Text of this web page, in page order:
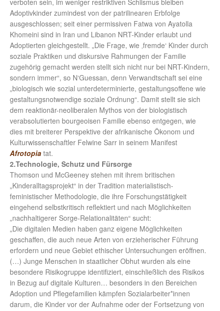
verboten sein, im weniger restriktiven Schiismus bleiben
Adoptivkinder zumindest von der patrilinearen Erbfolge
ausgeschlossen; seit einer permissiven Fatwa von Ayatolla
Khomeini sind in Iran und Libanon NRT-Kinder erlaubt und
Adoptierten gleichgestellt. „Die Frage, wie ‚fremde‘ Kinder durch
soziale Praktiken und diskursive Rahmungen der Familie
zugehörig gemacht werden stellt sich nicht nur bei NRT-Kindern,
sondern immer“, so N‘Guessan, denn Verwandtschaft sei eine
„biologisch wie sozial unterdeterminierte, gestaltungsoffene wie
gestaltungsnotwendige soziale Ordnung“. Damit stellt sie sich
dem reaktionär-neoliberalen Mythos von der biologistisch
verabsolutierten bourgeoisen Familie ebenso entgegen, wie
dies mit breiterer Perspektive der afrikanische Ökonom und
Kulturwissenschaftler Felwine Sarr in seinem Manifest
Afrotopia tat.
2.Technologie, Schutz und Fürsorge
Thomson und McGeeney stehen mit ihrem britischen
„Kinderalltagsprojekt“ in der Tradition materialistisch-
feministischer Methodologie, die ihre Forschungstätigkeit
eingehend selbstkritisch reflektiert und nach Möglichkeiten
„nachhaltigerer Sorge-Relationalitäten“ sucht:
„Die digitalen Medien haben ganz eigene Möglichkeiten
geschaffen, die auch neue Arten von erzieherischer Führung
erfordern und neue Gebiet ethischer Untersuchungen eröffnen.
(…) Junge Menschen in staatlicher Obhut wurden als eine
besondere Risikogruppe identifiziert, einschließlich des Risikos
in Bezug auf digitale Kulturen… besonders in den Bereichen
Adoption und Pflegefamilien kämpfen Sozialarbeiter*innen
darum, die Kinder vor der Aufnahme oder der Fortsetzung von